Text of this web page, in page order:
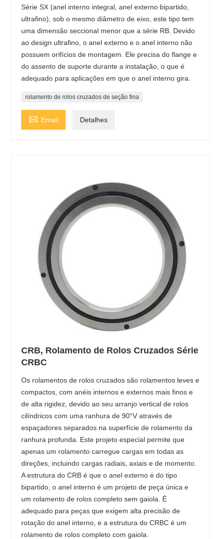
Série SX (anel interno integral, anel externo bipartido,
ultrafino), sob o mesmo diâmetro de eixo, este tipo tem
uma dimensão seccional menor que a série RB. Devido
ao design ultrafino, o anel externo e o anel interno não
possuem orifícios de montagem. Ele precisa do flange e
do assento de suporte durante a instalação, o que é
adequado para aplicações em que o anel interno gira.
rolamento de rolos cruzados de seção fina
 Email Detalhes
CRB, Rolamento de Rolos Cruzados Série
CRBC
Os rolamentos de rolos cruzados são rolamentos leves e
compactos, com anéis internos e externos mais finos e
de alta rigidez, devido ao seu arranjo vertical de rolos
cilíndricos com uma ranhura de 90°V através de
espaçadores separados na superfície de rolamento da
ranhura profunda. Este projeto especial permite que
apenas um rolamento carregue cargas em todas as
direções, incluindo cargas radiais, axiais e de momento.
A estrutura do CRB é que o anel externo é do tipo
bipartido, o anel interno é um projeto de peça única e
um rolamento de rolos completo sem gaiola. É
adequado para peças que exigem alta precisão de
rotação do anel interno, e a estrutura do CRBC é um
rolamento de rolos completo com gaiola.